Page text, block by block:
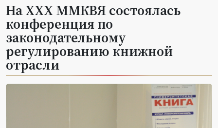
На XXХ ММКВЯ состоялась
конференция по
законодательному
регулированию книжной
отрасли